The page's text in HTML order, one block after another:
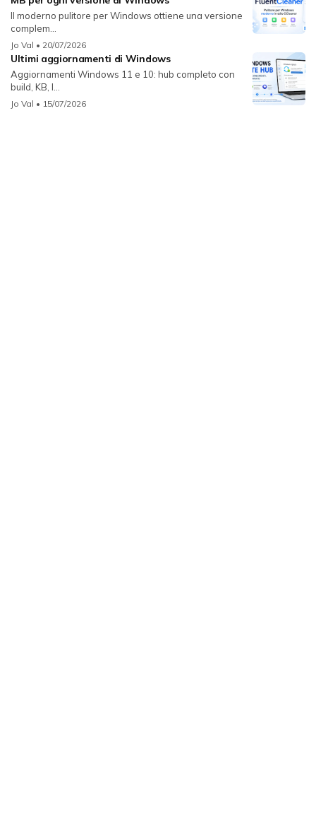
Il moderno pulitore per Windows ottiene una versione
complem...
Jo Val • 20/07/2026
Ultimi aggiornamenti di Windows
Aggiornamenti Windows 11 e 10: hub completo con
build, KB, l...
Jo Val • 15/07/2026